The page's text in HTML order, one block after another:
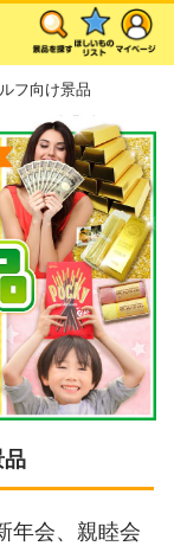
フ向け景品
品
年会、親睦会